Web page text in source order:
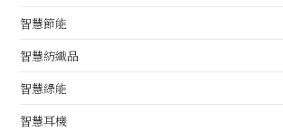
智慧節能
智慧紡織品
智慧綠能
智慧耳機